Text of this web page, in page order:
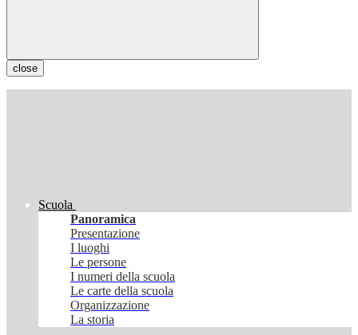
close
Scuola
Panoramica
Presentazione
I luoghi
Le persone
I numeri della scuola
Le carte della scuola
Organizzazione
La storia